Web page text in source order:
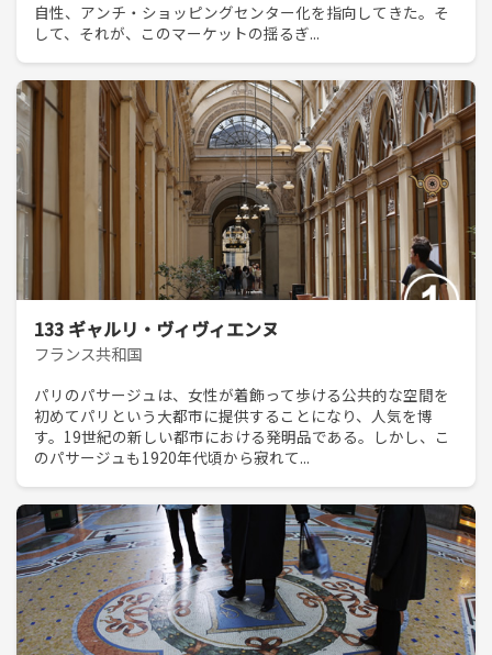
自性、アンチ・ショッピングセンター化を指向してきた。そ
して、それが、このマーケットの揺るぎ...
133 ギャルリ・ヴィヴィエンヌ
フランス共和国
パリのパサージュは、女性が着飾って歩ける公共的な空間を
初めてパリという大都市に提供することになり、人気を博
す。19世紀の新しい都市における発明品である。しかし、こ
のパサージュも1920年代頃から寂れて...